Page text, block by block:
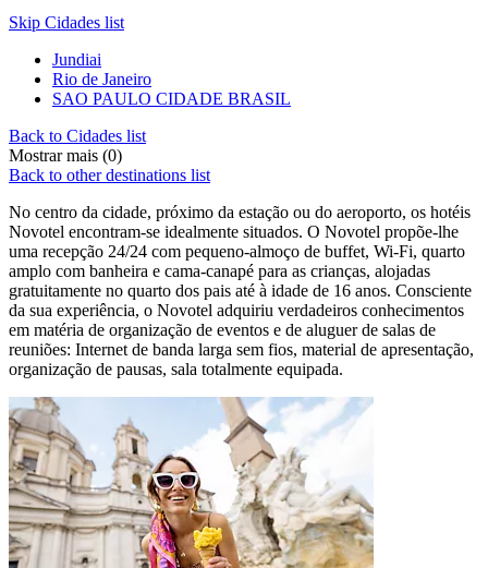
Skip Cidades list
Jundiai
Rio de Janeiro
SAO PAULO CIDADE BRASIL
Back to Cidades list
Mostrar mais (0)
Back to other destinations list
No centro da cidade, próximo da estação ou do aeroporto, os hotéis
Novotel encontram-se idealmente situados. O Novotel propõe-lhe
uma recepção 24/24 com pequeno-almoço de buffet, Wi-Fi, quarto
amplo com banheira e cama-canapé para as crianças, alojadas
gratuitamente no quarto dos pais até à idade de 16 anos. Consciente
da sua experiência, o Novotel adquiriu verdadeiros conhecimentos
em matéria de organização de eventos e de aluguer de salas de
reuniões: Internet de banda larga sem fios, material de apresentação,
organização de pausas, sala totalmente equipada.